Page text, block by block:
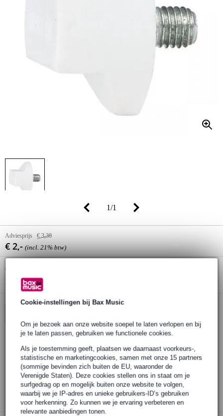
Cookie-instellingen bij Bax Music
Om je bezoek aan onze website soepel te laten verlopen en bij
je te laten passen, gebruiken we functionele cookies.
Als je toestemming geeft, plaatsen we daarnaast voorkeurs-,
statistische en marketingcookies, samen met onze 15 partners
(sommige bevinden zich buiten de EU, waaronder de
Verenigde Staten). Deze cookies stellen ons in staat om je
surfgedrag op en mogelijk buiten onze website te volgen,
waarbij we je IP-adres en unieke gebruikers-ID’s gebruiken
voor herkenning. Zo kunnen we je ervaring verbeteren en
relevante aanbiedingen tonen.
1/1
Adviesprijs € 3,30
€ 2,- (incl. 21% btw)
Online voorraadstatus:
Nog ruim voldoende voorraad bij de leverancier
Bestel voor 23:00 = over circa 3 werkdagen in huis
30 dagen 'niet goed geld terug' garantie
3 jaar Bax Music garantie